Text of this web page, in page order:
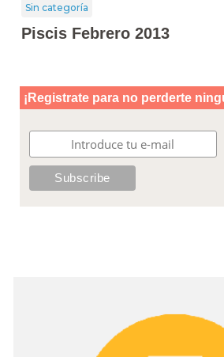
Sin categoría
Piscis Febrero 2013